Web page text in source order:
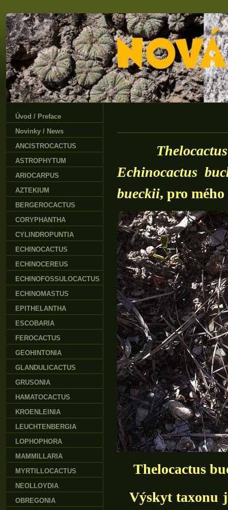
Echinocactus
bueckii, pro
Thelocactus
Výskyt taxonu
Úvod / Preface
Novinky / News
ANCISTROCACTUS
ASTROPHYTUM
ARIOCARPUS
AZTEKIUM
BERGEROCACTUS
CORYPHANTHA
CYLINDROPUNTIA
ECHINOCACTUS
ECHINOCEREUS
ECHINOFOSSULOCACTUS
ECHINOMASTUS
EPITHELANTHA
ESCOBARIA
FEROCACTUS
GEOHINTONIA
GLANDULICACTUS
GRUSONIA
HAMATOCACTUS
KROENLEINIA
LEUCHTENBERGIA
LOPHOPHORA
MAMMILLARIA
MYRTILLOCACTUS
NEOLLOYDIA
OBREGONIA